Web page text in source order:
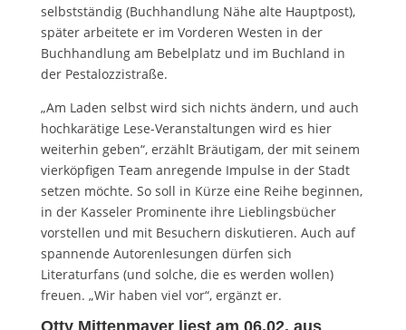
selbstständig (Buchhandlung Nähe alte Hauptpost),
später arbeitete er im Vorderen Westen in der
Buchhandlung am Bebelplatz und im Buchland in
der Pestalozzistraße.
„Am Laden selbst wird sich nichts ändern, und auch
hochkarätige Lese-Veranstaltungen wird es hier
weiterhin geben“, erzählt Bräutigam, der mit seinem
vierköpfigen Team anregende Impulse in der Stadt
setzen möchte. So soll in Kürze eine Reihe beginnen,
in der Kasseler Prominente ihre Lieblingsbücher
vorstellen und mit Besuchern diskutieren. Auch auf
spannende Autorenlesungen dürfen sich
Literaturfans (und solche, die es werden wollen)
freuen. „Wir haben viel vor“, ergänzt er.
Otty Mittenmayer liest am 06.02. aus